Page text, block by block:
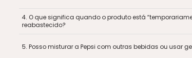
4. O que significa quando o produto está
reabastecido?
5. Posso misturar a Pepsi com outras bebidas ou usar